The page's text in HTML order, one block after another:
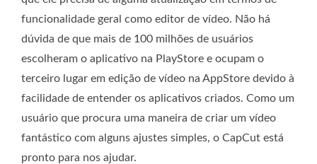
funcionalidade geral como editor de vídeo. Não há
dúvida de que mais de 100 milhões de usuários
escolheram o aplicativo na PlayStore e ocupam o
terceiro lugar em edição de vídeo na AppStore devido à
facilidade de entender os aplicativos criados. Como um
usuário que procura uma maneira de criar um vídeo
fantástico com alguns ajustes simples, o CapCut está
pronto para nos ajudar.